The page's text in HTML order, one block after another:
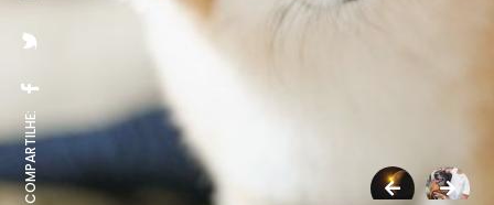
COMPARTILHE: